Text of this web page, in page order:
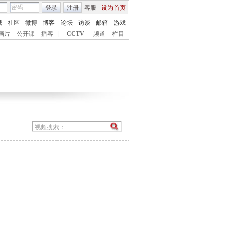
客服 设为首页
登录 注册
社区 微博 博客 论坛 访谈 邮箱
游戏
片
公开课 播客 CCTV 频道 栏目